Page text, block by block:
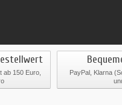
ab 150 Euro,
PayPal, Klarna